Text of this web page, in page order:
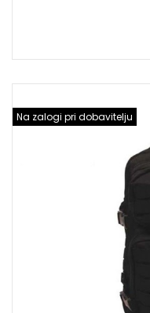
Na zalogi pri dobavitelju